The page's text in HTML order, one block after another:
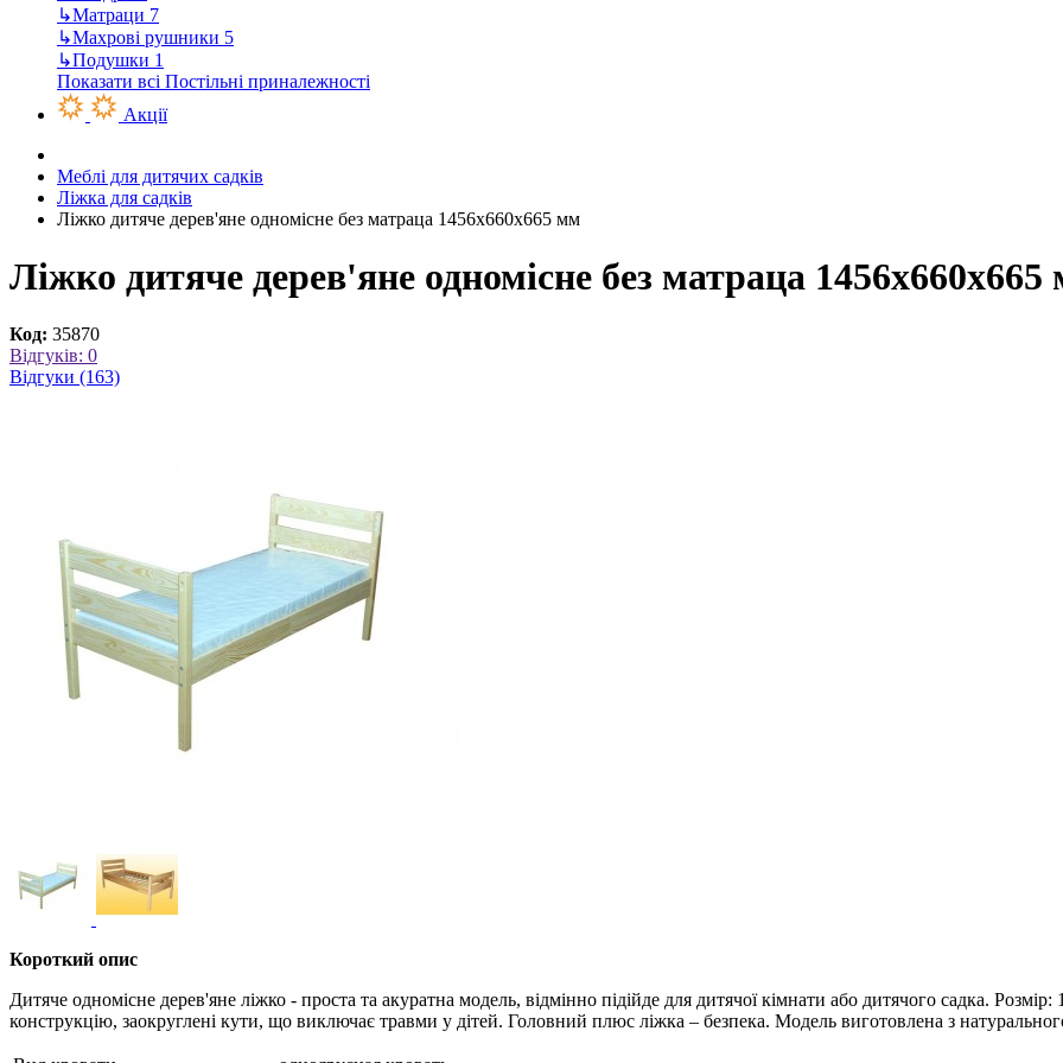
↳Матраци 7
↳Махрові рушники 5
↳Подушки 1
Показати всі Постільні приналежності
Акції
Меблі для дитячих садків
Ліжка для садків
Ліжко дитяче дерев'яне одномісне без матраца 1456х660х665 мм
Ліжко дитяче дерев'яне одномісне без матраца
Код: 35870
Відгуків: 0
Відгуки (163)
Короткий опис
Дитяче одномісне дерев'яне ліжко - проста та акуратна модель, відмінно підійде для дитячої кімнати або дитячого садка.
конструкцію, заокруглені кути, що виключає травми у дітей. Головний плюс ліжка – безпека. Модель виготовлена ​​з